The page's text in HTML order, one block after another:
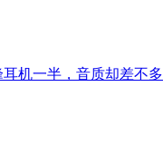
机一半，音质却差不多